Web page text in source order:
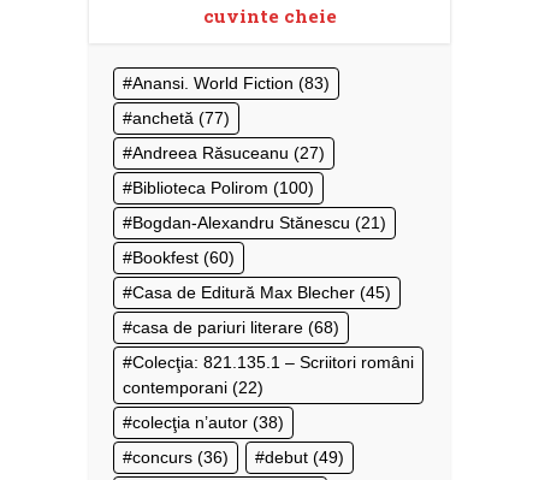
cuvinte cheie
Anansi. World Fiction (83)
anchetă (77)
Andreea Răsuceanu (27)
Biblioteca Polirom (100)
Bogdan-Alexandru Stănescu (21)
Bookfest (60)
Casa de Editură Max Blecher (45)
casa de pariuri literare (68)
Colecţia: 821.135.1 – Scriitori români
contemporani (22)
colecţia n’autor (38)
concurs (36) debut (49)